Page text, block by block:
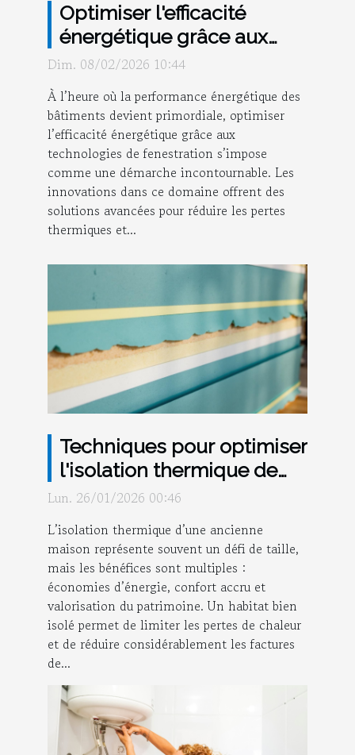
Optimiser l'efficacité
énergétique grâce aux
dernières technologies de
fenestration ?
Dim. 08/02/2026 10:44
À l’heure où la performance énergétique des
bâtiments devient primordiale, optimiser
l’efficacité énergétique grâce aux
technologies de fenestration s’impose
comme une démarche incontournable. Les
innovations dans ce domaine offrent des
solutions avancées pour réduire les pertes
thermiques et...
Techniques pour optimiser
l'isolation thermique de
votre ancienne maison
Lun. 26/01/2026 00:46
L’isolation thermique d’une ancienne
maison représente souvent un défi de taille,
mais les bénéfices sont multiples :
économies d’énergie, confort accru et
valorisation du patrimoine. Un habitat bien
isolé permet de limiter les pertes de chaleur
et de réduire considérablement les factures
de...